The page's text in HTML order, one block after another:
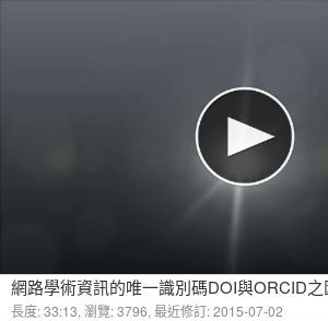
網路學術資訊的唯一識別碼DOI與ORCID
長度: 33:13, 瀏覽: 3796, 最近修訂: 2015-07-02